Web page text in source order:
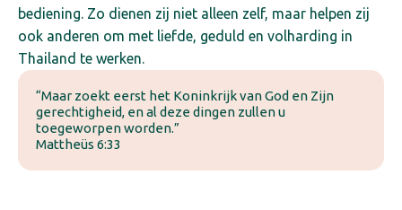
bediening. Zo dienen zij niet alleen zelf, maar helpen zij
ook anderen om met liefde, geduld en volharding in
Thailand te werken.
“Maar zoekt eerst het Koninkrijk van God en Zijn
gerechtigheid, en al deze dingen zullen u
toegeworpen worden.”
Mattheüs 6:33